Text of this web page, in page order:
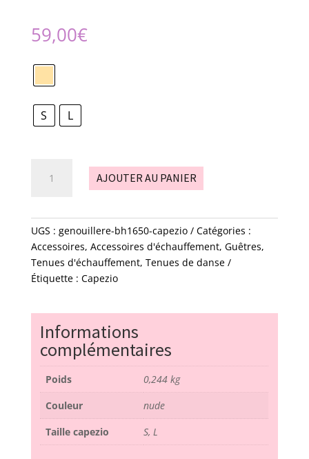
59,00€
S L
BH1650
-
capezio
AJOUTER AU PANIER
UGS : genouillere-bh1650-capezio
Catégories :
Accessoires, Accessoires d'échauffement, Guêtres,
Tenues d'échauffement, Tenues de danse
Étiquette : Capezio
Informations
complémentaires
Poids
0,244 kg
Couleur
nude
Taille capezio
S, L